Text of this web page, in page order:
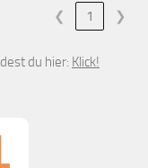
❮ 1 ❯
du hier: Klick!